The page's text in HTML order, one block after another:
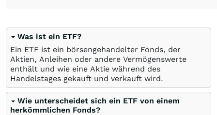
Was ist ein ETF?
Ein ETF ist ein börsengehandelter Fonds, der
Aktien, Anleihen oder andere Vermögenswerte
enthält und wie eine Aktie während des
Handelstages gekauft und verkauft wird.
Wie unterscheidet sich ein ETF von einem
herkömmlichen Fonds?